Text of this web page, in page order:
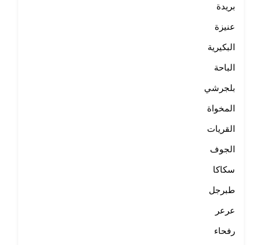
بريدة
عنيزة
البكيرية
الباحة
بلجرشي
المخواة
القريات
الجوف
سكاكا
طبرجل
عرعر
رفحاء